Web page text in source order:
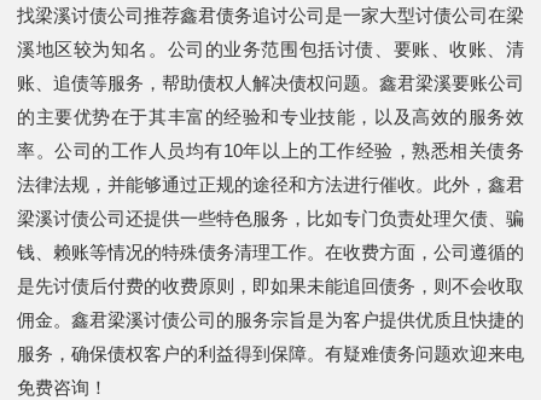
找梁溪讨债公司推荐鑫君债务追讨公司是一家大型讨债公司在梁
溪地区较为知名。公司的业务范围包括讨债、要账、收账、清
账、追债等服务，帮助债权人解决债权问题。鑫君梁溪要账公司
的主要优势在于其丰富的经验和专业技能，以及高效的服务效
率。公司的工作人员均有10年以上的工作经验，熟悉相关债务
法律法规，并能够通过正规的途径和方法进行催收。此外，鑫君
梁溪讨债公司还提供一些特色服务，比如专门负责处理欠债、骗
钱、赖账等情况的特殊债务清理工作。在收费方面，公司遵循的
是先讨债后付费的收费原则，即如果未能追回债务，则不会收取
佣金。鑫君梁溪讨债公司的服务宗旨是为客户提供优质且快捷的
服务，确保债权客户的利益得到保障。有疑难债务问题欢迎来电
免费咨询！